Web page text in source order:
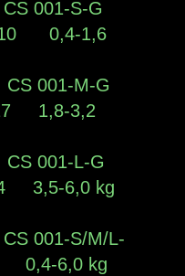
001-S-G
0,4-1,6
001-M-G
1,8-3,2
001-L-G
3,5-6,0 kg
001-S/M/L-
0,4-6,0 kg